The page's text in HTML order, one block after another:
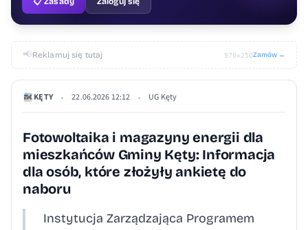
📢Reklamuj się tutaj 970×250Zamów →
KĘTY • 22.06.2026 12:12 • UG Kęty
Fotowoltaika i magazyny energii dla
mieszkańców Gminy Kęty: Informacja
dla osób, które złożyły ankietę do
naboru
Instytucja Zarządzająca Programem